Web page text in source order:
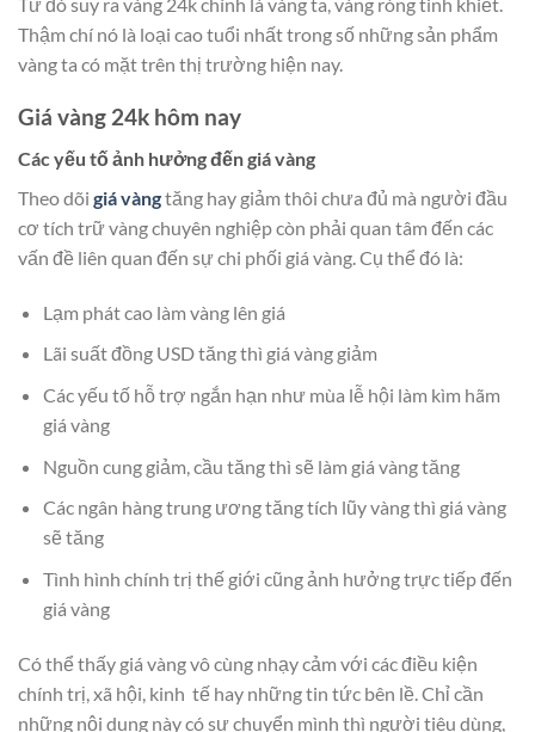
Thậm chí nó là loại cao tuổi nhất trong số những sản phẩm
vàng ta có mặt trên thị trường hiện nay.
Giá vàng 24k hôm nay
Các yếu tố ảnh hưởng đến giá vàng
Theo dõi giá vàngtăng hay giảm thôi chưa đủ mà người đầu
cơ tích trữ vàng chuyên nghiệp còn phải quan tâm đến các
vấn đề liên quan đến sự chi phối giá vàng. Cụ thể đó là:
Lạm phát cao làm vàng lên giá
Lãi suất đồng USD tăng thì giá vàng giảm
Các yếu tố hỗ trợ ngắn hạn như mùa lễ hội làm kìm hãm
giá vàng
Nguồn cung giảm, cầu tăng thì sẽ làm giá vàng tăng
Các ngân hàng trung ương tăng tích lũy vàng thì giá vàng
sẽ tăng
Tình hình chính trị thế giới cũng ảnh hưởng trực tiếp đến
giá vàng
Có thể thấy giá vàng vô cùng nhạy cảm với các điều kiện
chính trị, xã hội, kinh tế hay những tin tức bên lề. Chỉ cần
những nội dung này có sự chuyển mình thì người tiêu dùng,